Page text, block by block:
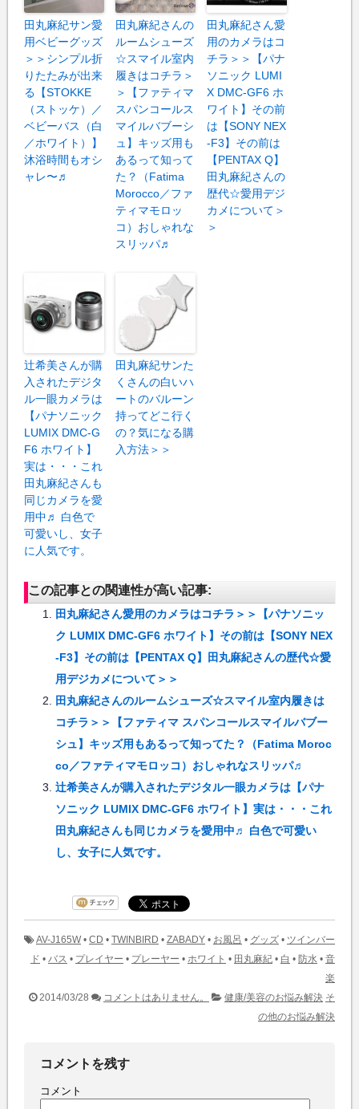
田丸麻紀サン愛
用ベビーグッズ
＞＞シンプル折
りたたみが出来
る【STOKKE
（ストッケ）／
ベビーバス（白
／ホワイト）】
沐浴時間もオシ
ャレ〜♬
田丸麻紀さんの
ルームシューズ
☆スマイル室内
履きはコチラ＞
＞【ファティマ
スパンコールス
マイルバブーシ
ュ】キッズ用も
あるって知って
た？（Fatima
Morocco／ファ
ティマモロッ
コ）おしゃれな
スリッパ♬
田丸麻紀さん愛
用のカメラはコ
チラ＞＞【パナ
ソニック LUMI
X DMC-GF6 ホ
ワイト】その前
は【SONY NEX
-F3】その前は
【PENTAX Q】
田丸麻紀さんの
歴代☆愛用デジ
カメについて＞
＞
辻希美さんが購
入されたデジタ
ル一眼カメラは
【パナソニック
LUMIX DMC-G
F6 ホワイト】
実は・・・これ
田丸麻紀さんも
同じカメラを愛
用中♬ 白色で
可愛いし、女子
に人気です。
田丸麻紀サンた
くさんの白いハ
ートのバルーン
持ってどこ行く
の？気になる購
入方法＞＞
この記事との関連性が高い記事:
田丸麻紀さん愛用のカメラはコチラ＞＞【パナソニッ
ク LUMIX DMC-GF6 ホワイト】その前は【SONY NEX
-F3】その前は【PENTAX Q】田丸麻紀さんの歴代☆愛
用デジカメについて＞＞
田丸麻紀さんのルームシューズ☆スマイル室内履きは
コチラ＞＞【ファティマ スパンコールスマイルバブー
シュ】キッズ用もあるって知ってた？（Fatima Moroc
co／ファティマモロッコ）おしゃれなスリッパ♬
辻希美さんが購入されたデジタル一眼カメラは【パナ
ソニック LUMIX DMC-GF6 ホワイト】実は・・・これ
田丸麻紀さんも同じカメラを愛用中♬ 白色で可愛い
し、女子に人気です。
AV-J165W • CD • TWINBIRD • ZABADY • お風呂 • グッズ • ツインバー
ド • バス • プレイヤー • プレーヤー • ホワイト • 田丸麻紀 • 白 • 防水 • 音
楽
2014/03/28
コメントはありません。 健康/美容のお悩み解決 そ
の他のお悩み解決
コメントを残す
コメント